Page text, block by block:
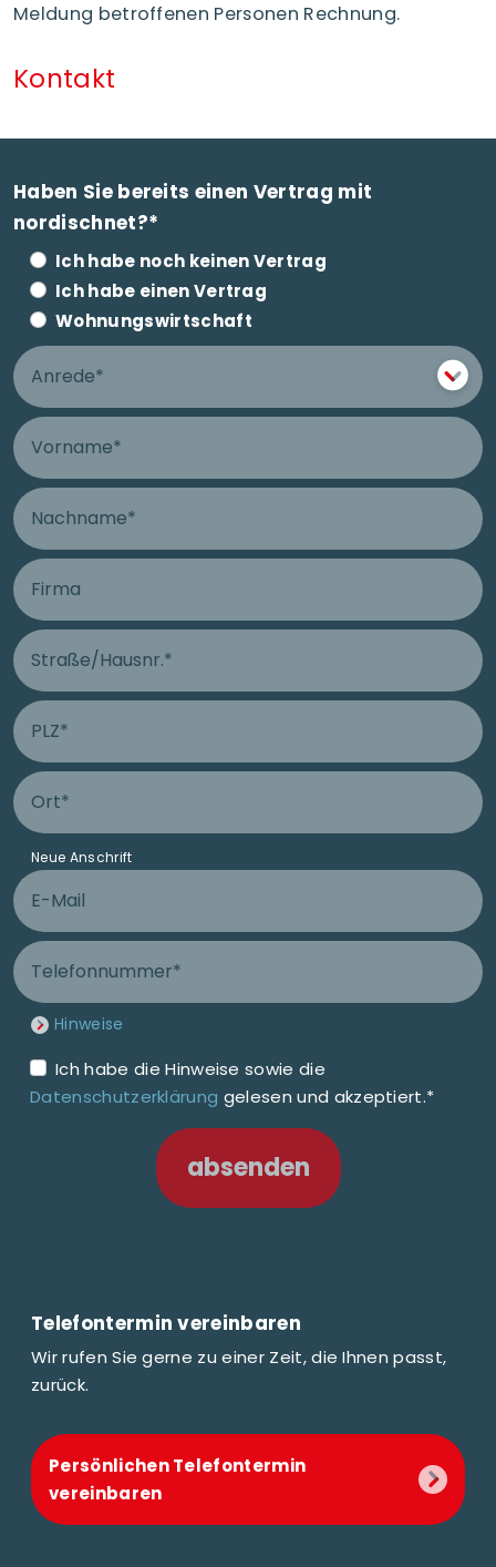
Meldung betroffenen Personen Rechnung.
Kontakt
Haben Sie bereits einen Vertrag mit
nordischnet?*
Ich habe noch keinen Vertrag
Ich habe einen Vertrag
Wohnungswirtschaft
Anrede
Vorname
Nachname
Firma
Straße und Hausnummer Anschluss
PLZ Anschluss
Ort Anschluss
Neue Anschrift
E-Mail
Telefonnummer
Hinweise
Ich habe die Hinweise sowie die
Datenschutzerklärung gelesen und akzeptiert.*
absenden
Telefontermin vereinbaren
Wir rufen Sie gerne zu einer Zeit, die Ihnen passt,
zurück.
Persönlichen Telefontermin
vereinbaren